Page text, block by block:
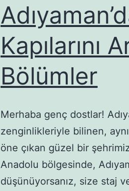
Kapılarını
Bölümler
Merhaba genç dostlar!
zenginlikleriyle bilinen,
öne çıkan güzel bir
Anadolu bölgesinde,
düşünüyorsanız, size staj